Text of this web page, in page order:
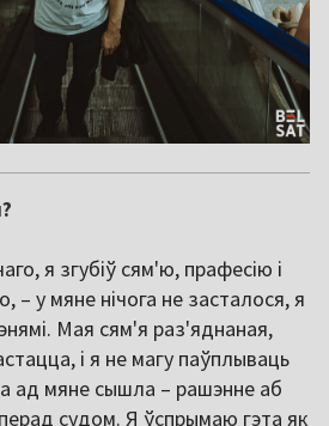
я згубіў сям'ю, прафесію і
– у мяне нічога не засталося, я
Мая сям'я раз'яднаная,
і я не магу паўплываць
ад мяне сышла – рашэнне аб
судом. Я ўспрымаю гэта як